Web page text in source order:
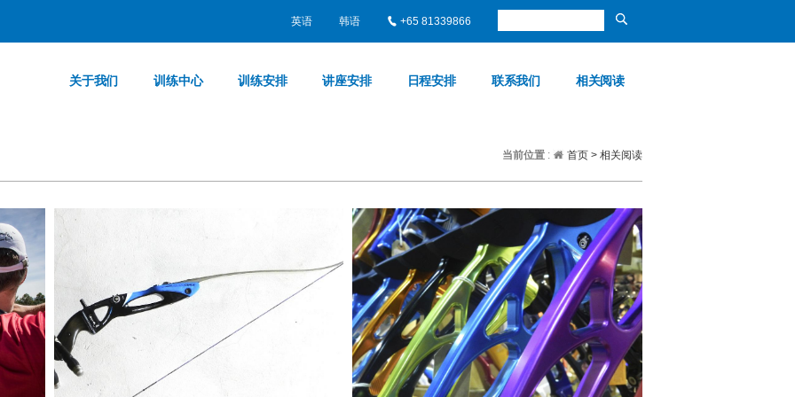
英语 韩语 +65 81339866
关于我们 训练中心 训练安排 讲座安排 日程安排 联系我们 相关阅读
当前位置 : 首页 > 相关阅读